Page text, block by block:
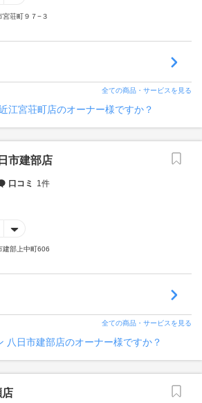
宮荘町９７−３
全ての商品・サービスを見る
江宮荘町店のオーナー様ですか？
市建部店
口コミ 1件
建部上中町606
全ての商品・サービスを見る
八日市建部店のオーナー様ですか？
店